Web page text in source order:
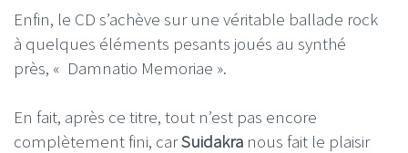
Enfin, le CD s’achève sur une véritable ballade rock
à quelques éléments pesants joués au synthé
près, « Damnatio Memoriae ».
En fait, après ce titre, tout n’est pas encore
complètement fini, carSuidakra nous fait le plaisir